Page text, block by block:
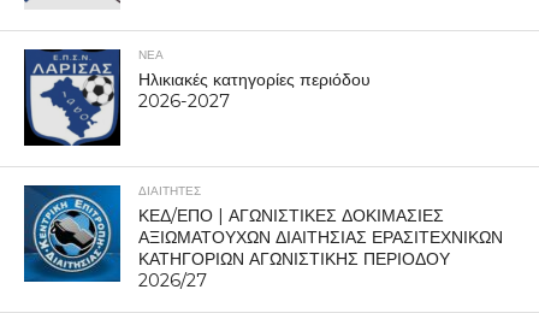
ΝΕΑ
Ηλικιακές κατηγορίες περιόδου
2026-2027
ΔΙΑΙΤΗΤΕΣ
ΚΕΔ/ΕΠΟ | ΑΓΩΝΙΣΤΙΚΕΣ ΔΟΚΙΜΑΣΙΕΣ
ΑΞΙΩΜΑΤΟΥΧΩΝ ΔΙΑΙΤΗΣΙΑΣ ΕΡΑΣΙΤΕΧΝΙΚΩΝ
ΚΑΤΗΓΟΡΙΩΝ ΑΓΩΝΙΣΤΙΚΗΣ ΠΕΡΙΟΔΟΥ
2026/27